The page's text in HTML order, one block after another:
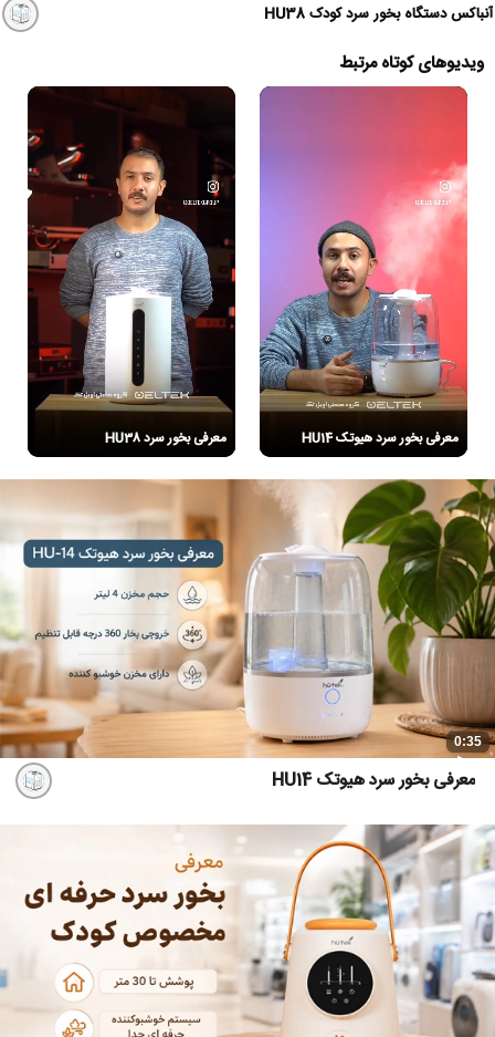
آنباکس دستگاه بخور سرد کودک HU38
ویدیوهای کوتاه مرتبط
معرفی بخور سرد هیوتک HU14 معرفی بخور سرد HU38
0:35
معرفی بخور سرد هیوتک HU14